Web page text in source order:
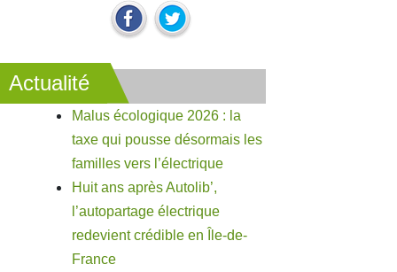
Actualité
Malus écologique 2026 : la
taxe qui pousse désormais les
familles vers l’électrique
Huit ans après Autolib’,
l’autopartage électrique
redevient crédible en Île-de-
France